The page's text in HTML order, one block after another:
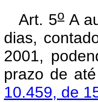
Art. 5oA
dias,
2001,
prazo de
10.459, de